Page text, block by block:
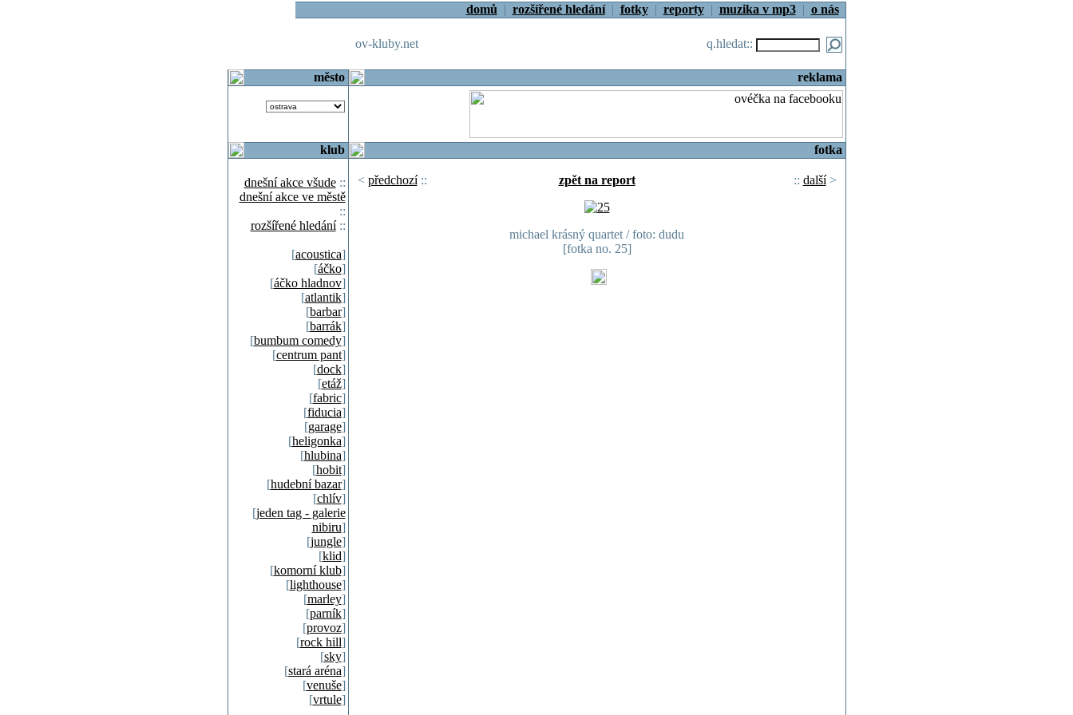
domů | rozšířené hledání| fotky| reporty| muzika v mp3| o nás
ov-kluby.net q.hledat::
město reklama
klub
dnešní akce všude::
dnešní akce ve městě
::
rozšířené hledání::
[acoustica]
[áčko]
[áčko hladnov]
[atlantik]
[barbar]
[barrák]
[bumbum comedy]
[centrum pant]
[dock]
[etáž]
[fabric]
[fiducia]
[garage]
[heligonka]
[hlubina]
[hobit]
[hudební bazar]
[chlív]
[jeden tag - galerie
nibiru]
[jungle]
[klid]
[komorní klub]
[lighthouse]
[marley]
[parník]
[provoz]
[rock hill]
[sky]
[stará aréna]
[venuše]
[vrtule]
fotka
< předchozí:: zpět na report :: další>
michael krásný quartet / foto: dudu
[fotka no. 25]